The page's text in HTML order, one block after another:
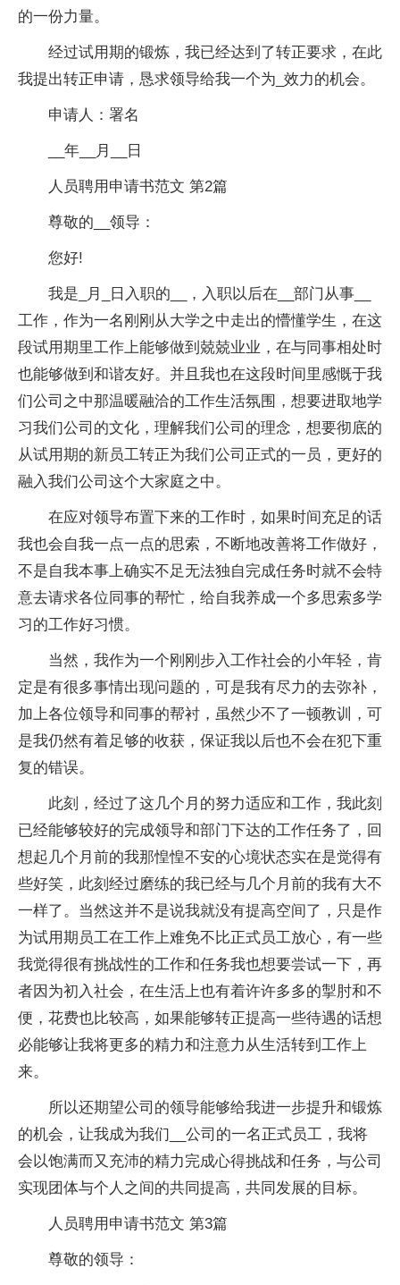
的一份力量。
经过试用期的锻炼，我已经达到了转正要求，在此
我提出转正申请，恳求领导给我一个为_效力的机会。
申请人：署名
__年__月__日
人员聘用申请书范文 第2篇
尊敬的__领导：
您好!
我是_月_日入职的__，入职以后在__部门从事__
工作，作为一名刚刚从大学之中走出的懵懂学生，在这
段试用期里工作上能够做到兢兢业业，在与同事相处时
也能够做到和谐友好。并且我也在这段时间里感慨于我
们公司之中那温暖融洽的工作生活氛围，想要进取地学
习我们公司的文化，理解我们公司的理念，想要彻底的
从试用期的新员工转正为我们公司正式的一员，更好的
融入我们公司这个大家庭之中。
在应对领导布置下来的工作时，如果时间充足的话
我也会自我一点一点的思索，不断地改善将工作做好，
不是自我本事上确实不足无法独自完成任务时就不会特
意去请求各位同事的帮忙，给自我养成一个多思索多学
习的工作好习惯。
当然，我作为一个刚刚步入工作社会的小年轻，肯
定是有很多事情出现问题的，可是我有尽力的去弥补，
加上各位领导和同事的帮衬，虽然少不了一顿教训，可
是我仍然有着足够的收获，保证我以后也不会在犯下重
复的错误。
此刻，经过了这几个月的努力适应和工作，我此刻
已经能够较好的完成领导和部门下达的工作任务了，回
想起几个月前的我那惶惶不安的心境状态实在是觉得有
些好笑，此刻经过磨练的我已经与几个月前的我有大不
一样了。当然这并不是说我就没有提高空间了，只是作
为试用期员工在工作上难免不比正式员工放心，有一些
我觉得很有挑战性的工作和任务我也想要尝试一下，再
者因为初入社会，在生活上也有着许许多多的掣肘和不
便，花费也比较高，如果能够转正提高一些待遇的话想
必能够让我将更多的精力和注意力从生活转到工作上
来。
所以还期望公司的领导能够给我进一步提升和锻炼
的机会，让我成为我们__公司的一名正式员工，我将
会以饱满而又充沛的精力完成心得挑战和任务，与公司
实现团体与个人之间的共同提高，共同发展的目标。
人员聘用申请书范文 第3篇
尊敬的领导：